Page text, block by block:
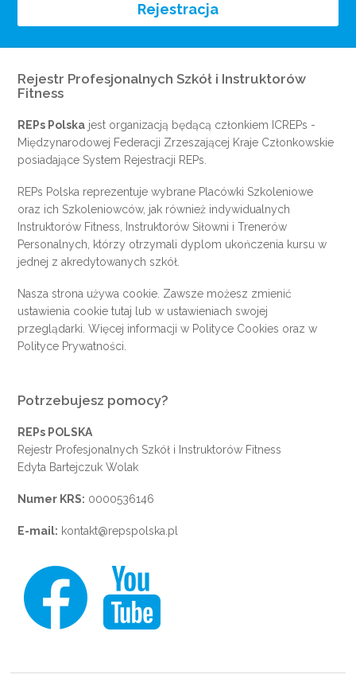
Rejestracja
Rejestr Profesjonalnych Szkół i Instruktorów
Fitness
REPs Polska jest organizacją będącą członkiem ICREPs -
Międzynarodowej Federacji Zrzeszającej Kraje Członkowskie
posiadające System Rejestracji REPs.
REPs Polska reprezentuje wybrane Placówki Szkoleniowe
oraz ich Szkoleniowców, jak również indywidualnych
Instruktorów Fitness, Instruktorów Siłowni i Trenerów
Personalnych, którzy otrzymali dyplom ukończenia kursu w
jednej z akredytowanych szkół.
Nasza strona używa cookie. Zawsze możesz zmienić
ustawienia cookietutaj lub w ustawieniach swojej
przeglądarki. Więcej informacji w Polityce Cookies oraz w
Polityce Prywatności
Potrzebujesz pomocy?
REPs POLSKA
Rejestr Profesjonalnych Szkół i Instruktorów Fitness
Edyta Bartejczuk Wolak
Numer KRS: 0000536146
E-mail: kontakt@repspolska.pl